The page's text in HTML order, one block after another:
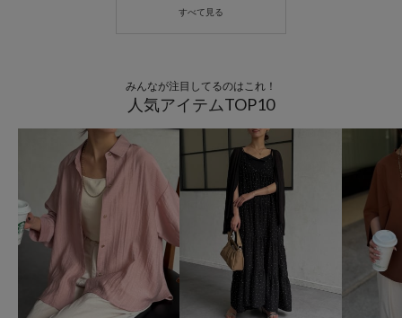
みんなが注目してるのはこれ！
人気アイテムTOP10